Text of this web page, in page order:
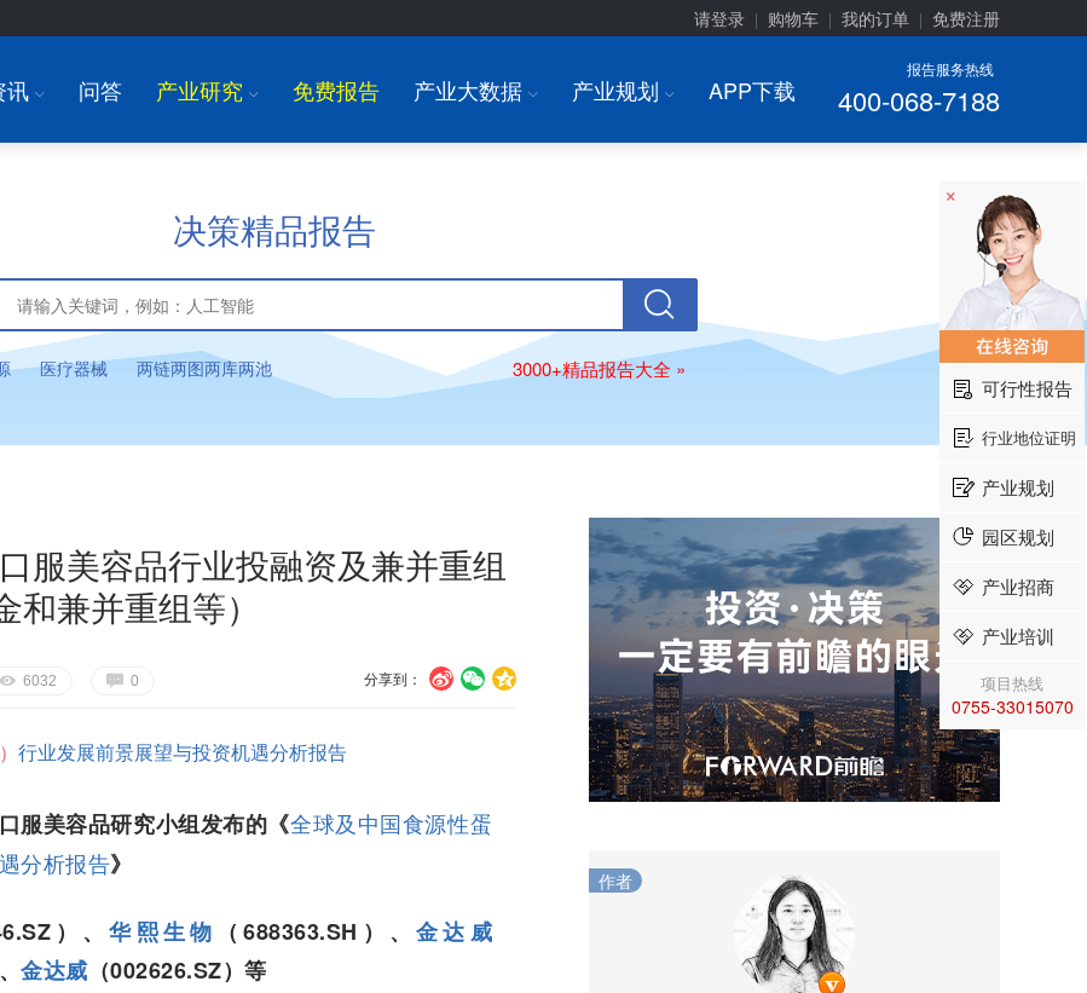
请登录 购物车 我的订单 免费注册
报告服务热线
400-068-7188
讯 I 问答 产业研究 I 免费报告 产业大数据 I 产业规划 I APP下载
决策精品报告
医疗器械 两链两图两库两池 3000+精品报告大全 »
服美容品行业投融资及兼并重组
兼并重组等）
U V c
分享到：
E 6032 G 0
行业发展前景展望与投资机遇分析报告
服美容品研究小组发布的《全球及中国食源性蛋
分析报告》
）、华熙生物 （688363.SH）、金达威
金达威 （002626.SZ）等
作者
×
可行性报告
行业地位证明
产业规划
园区规划
产业招商
产业培训
项目热线
0755-33015070